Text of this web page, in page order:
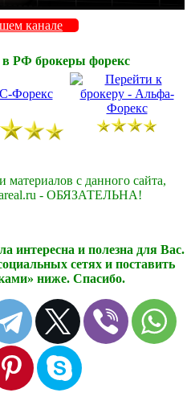
канале
РФ брокеры форекс
с данного сайта,
- ОБЯЗАТЕЛЬНА!
интересна и полезна для Вас.
сетях и поставить
ниже. Спасибо.